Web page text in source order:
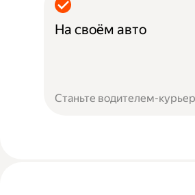
На своём авто
Станьте водителем-